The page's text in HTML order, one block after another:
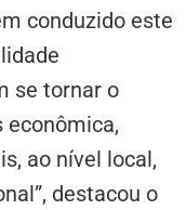
conduzido este
se tornar o
ao nível local,
destacou o